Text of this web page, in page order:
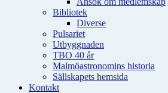
Bibliotek
Diverse
Pulsariet
Utbyggnaden
TBO 40 år
Malmöastronomins historia
Sällskapets hemsida
Kontakt